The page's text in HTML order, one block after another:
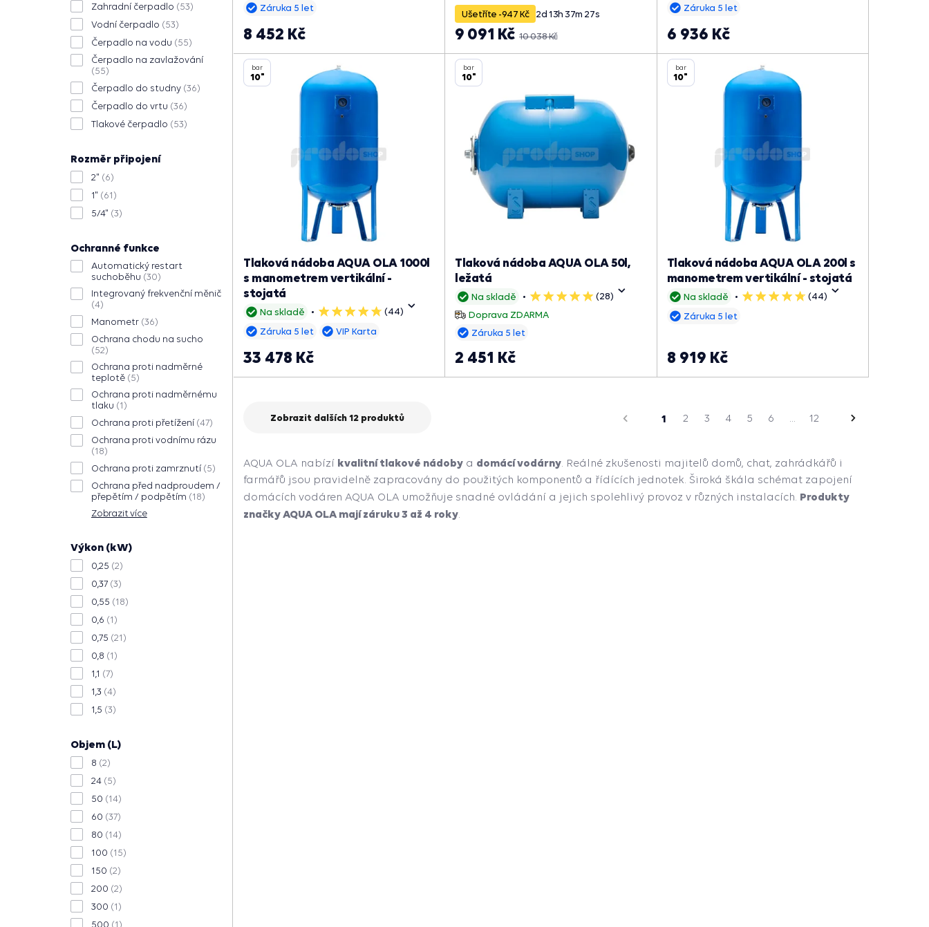
Zahradní čerpadlo (53)
Vodní čerpadlo (53)
Čerpadlo na vodu (55)
Čerpadlo na zavlažování
(55)
Čerpadlo do studny (36)
Čerpadlo do vrtu (36)
Tlakové čerpadlo (53)
Rozměr připojení
2" (6)
1" (61)
5/4" (3)
Ochranné funkce
Automatický restart
suchoběhu (30)
Integrovaný frekvenční měnič
(4)
Manometr (36)
Ochrana chodu na sucho
(52)
Ochrana proti nadměrné
teplotě (5)
Ochrana proti nadměrnému
tlaku (1)
Ochrana proti přetížení (47)
Ochrana proti vodnímu rázu
(18)
Ochrana proti zamrznutí (5)
Ochrana před nadproudem /
přepětím / podpětím (18)
Zobrazit více
Výkon (kW)
0,25 (2)
0,37 (3)
0,55 (18)
0,6 (1)
0,75 (21)
0,8 (1)
1,1 (7)
1,3 (4)
1,5 (3)
Objem (L)
8 (2)
24 (5)
50 (14)
60 (37)
80 (14)
100 (15)
150 (2)
200 (2)
300 (1)
500 (1)
Záruka 5 let
8 452 Kč
Ušetříte -947 Kč 2d13h 37m 26s
10 038 Kč
9 091 Kč
Záruka 5 let
6 936 Kč
bar
10"
Na skladě
5
hvězdiček
(44)
Tlaková nádoba AQUA OLA 1000l
s manometrem vertikální -
stojatá
Záruka 5 let VIP Karta
33 478 Kč
bar
10"
Na skladě
5
hvězdiček
(28)
Doprava ZDARMA
Tlaková nádoba AQUA OLA 50l,
ležatá
Záruka 5 let
2 451 Kč
bar
10"
Na skladě
5
(44)
Tlaková nádoba AQUA OLA 200l s
manometrem vertikální - stojatá
Záruka 5 let
8 919 Kč
Zobrazit dalších 12 produktů 1 2 3 4 5 6 12
Následující
AQUA OLA nabízí kvalitní tlakové nádoby a domácí vodárny . Reálné zkušenosti majitelů domů, chat, zahrádkářů i
farmářů jsou pravidelně zapracovány do použitých komponentů a řídících jednotek. Široká škála schémat zapojení
domácích vodáren AQUA OLA umožňuje snadné ovládání a jejich spolehlivý provoz v různých instalacích. Produkty
značky AQUA OLA mají záruku 3 až 4 roky